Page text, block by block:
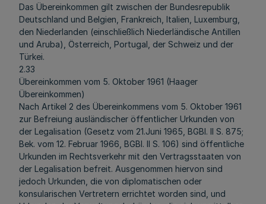
Das Übereinkommen gilt zwischen der Bundesrepublik
Deutschland und Belgien, Frankreich, Italien, Luxemburg,
den Niederlanden (einschließlich Niederländische Antillen
und Aruba), Österreich, Portugal, der Schweiz und der
Türkei.
2.33
Übereinkommen vom 5. Oktober 1961 (Haager
Übereinkommen)
Nach Artikel 2 des Übereinkommens vom 5. Oktober 1961
zur Befreiung ausländischer öffentlicher Urkunden von
der Legalisation (Gesetz vom 21.Juni 1965, BGBl. II S. 875;
Bek. vom 12. Februar 1966, BGBl. II S. 106) sind öffentliche
Urkunden im Rechtsverkehr mit den Vertragsstaaten von
der Legalisation befreit. Ausgenommen hiervon sind
jedoch Urkunden, die von diplomatischen oder
konsularischen Vertretern errichtet worden sind, und